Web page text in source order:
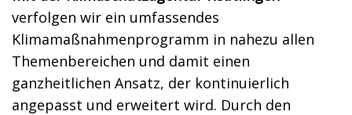
verfolgen wir ein umfassendes
Klimamaßnahmenprogramm in nahezu allen
Themenbereichen und damit einen
ganzheitlichen Ansatz, der kontinuierlich
angepasst und erweitert wird. Durch den